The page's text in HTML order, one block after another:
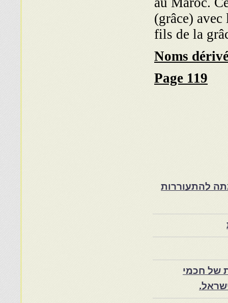
(grâce)
fils de la
Noms
Page 119
במרוקו בסוף המאה ה־19 ותרומתה להתעוררות
של חכמי